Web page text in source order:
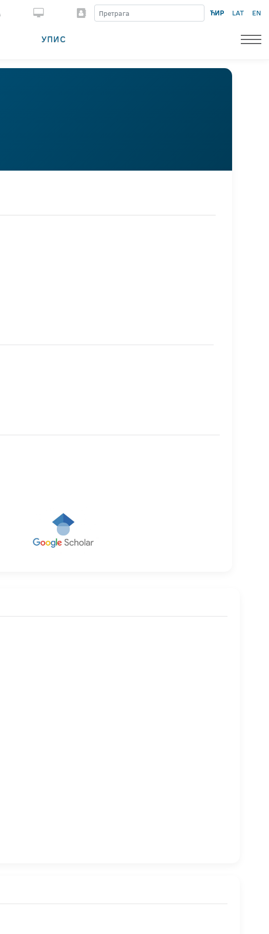
ЋИР LAT EN
УПИС